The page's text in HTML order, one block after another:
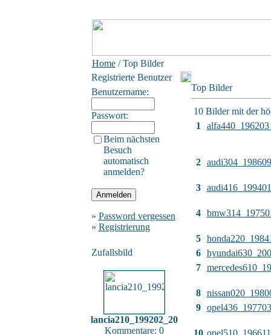
Home/ Top Bilder
Registrierte Benutzer
Benutzername:
Passwort:
Beim nächsten
Besuch
automatisch
anmelden?
» Password vergessen
» Registrierung
Zufallsbild
lancia210_199202_20
Kommentare: 0
Top Bilder
10 Bilder mit der
1
2
3
4
5
6
7
8
9
10